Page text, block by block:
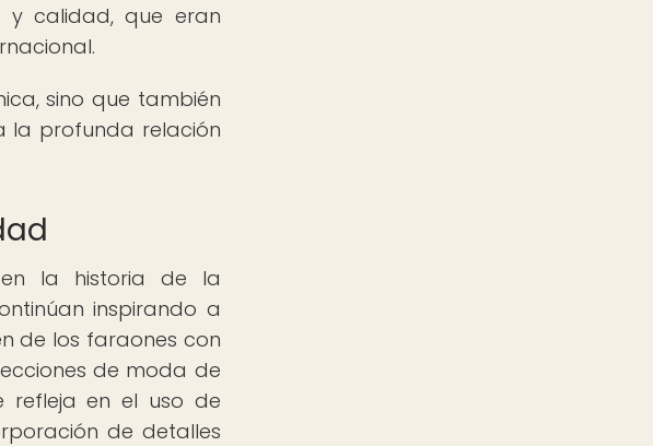
y calidad, que eran
sino que también
la profunda relación
la historia de la
inspirando a
de los faraones con
de moda de
refleja en el uso de
de detalles